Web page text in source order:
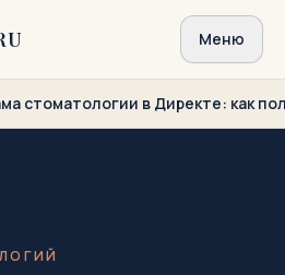
Меню
стоматологии в Директе: как